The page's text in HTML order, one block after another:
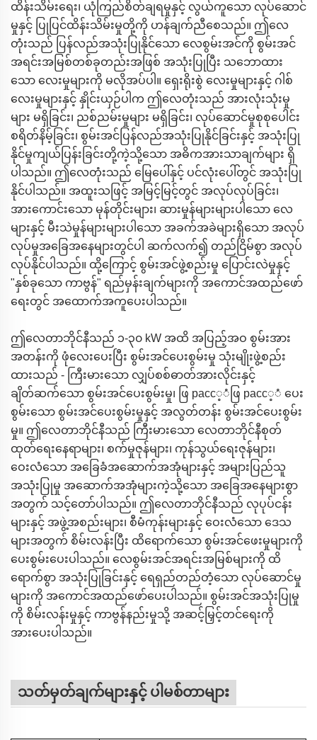
ထိန်းသိမ်းရေး၊ ယုံကြည်စိတ်ချရမှုနှင့် လွယ်ကူသော လုပ်ဆောင်
မှုနှင့် ပြုပြင်ထိန်းသိမ်းမှုတို့ကို ဟန်ချက်ညီစေသည်။ ဤလေ
တုံးသည် ပြန်လည်အသုံးပြုနိုင်သော လေစွမ်းအင်ကို စွမ်းအင်
အရင်းအမြစ်တစ်ခုတည်းအဖြစ် အသုံးပြုပြီး သဘောထား
သော လေးမှုများကို မလိုအပ်ပါ။ ရှေးရိုးစွဲ လေးမှုများနှင့် ဂါစ်
လေးမှုများနှင့် နှိုင်းယှဉ်ပါက ဤလေတုံးသည် အားလုံးသုံးမှု
များ မရှိခြင်း၊ ညစ်ညမ်းမှုများ မရှိခြင်း၊ လုပ်ဆောင်မှုစုစုပေါင်း
စရိတ်နိမ့်ခြင်း၊ စွမ်းအင်ပြန်လည်အသုံးပြုနိုင်ခြင်းနှင့် အသုံးပြု
နိုင်မှုကျယ်ပြန်းခြင်းတို့ကဲ့သို့သော အဓိကအားသာချက်များ ရှိ
ပါသည်။ ဤလေတုံးသည် မြေပေါ်နှင့် ပင်လုံးပေါ်တွင် အသုံးပြု
နိုင်ပါသည်။ အထူးသဖြင့် အမြင့်မြင့်တွင် အလုပ်လုပ်ခြင်း၊
အားကောင်းသော မုန်တိုင်းများ၊ ဆားမှုန်များများပါသော လေ
များနှင့် မီးသဲမှုန်များများပါသော အခက်အခဲများရှိသော အလုပ်
လုပ်မှုအခြေအနေများတွင်ပါ ဆက်လက်၍ တည်ငြိမ်စွာ အလုပ်
လုပ်နိုင်ပါသည်။ ထို့ကြောင့် စွမ်းအင်ဖွဲ့စည်းမှု ပြောင်းလဲမှုနှင့်
"နှစ်ခုသော ကာဗွန်" ရည်မှန်းချက်များကို အကောင်အထည်ဖော်
ရေးတွင် အထောက်အကူပေးပါသည်။
ဤလေတာဘိုင်နီသည် ၁-၃၀ kW အထိ အပြည့်အဝ စွမ်းအား
အတန်းကို ဖုံလေးပေးပြီး စွမ်းအင်ပေးစွမ်းမှု သုံးမျိုးဖွဲ့စည်း
ထားသည် - ကြီးမားသော လျှပ်စစ်ဓာတ်အားလိုင်းနှင့်
ချိတ်ဆက်သော စွမ်းအင်ပေးစွမ်းမှု၊ ဖြ расс့ံဖြ расс့ံ ပေး
စွမ်းသော စွမ်းအင်ပေးစွမ်းမှုနှင့် အလွတ်တန်း စွမ်းအင်ပေးစွမ်း
မှု။ ဤလေတာဘိုင်နီသည် ကြီးမားသော လေတာဘိုင်နီစုတ်
ထုတ်ရေးနေရာများ၊ စက်မှုဇုန်များ၊ ကုန်သွယ်ရေးဇုန်များ၊
ဝေးလံသော အခြေခံအဆောက်အအုံများနှင့် အများပြည်သူ
အသုံးပြုမှု အဆောက်အအုံများကဲ့သို့သော အခြေအနေများစွာ
အတွက် သင့်တော်ပါသည်။ ဤလေတာဘိုင်နီသည် လုပုပ်ငန်း
များနှင့် အဖွဲ့အစည်းများ၊ စီမံကုန်းများနှင့် ဝေးလံသော ဒေသ
များအတွက် စိမ်းလန်းပြီး ထိရောက်သော စွမ်းအင်ဖေးမှုများကို
ပေးစွမ်းပေးပါသည်။ လေစွမ်းအင်အရင်းအမြစ်များကို ထိ
ရောက်စွာ အသုံးပြုခြင်းနှင့် ရေရှည်တည်တံ့သော လုပ်ဆောင်မှု
များကို အကောင်အထည်ဖော်ပေးပါသည်။ စွမ်းအင်အသုံးပြုမှု
ကို စိမ်းလန်းမှုနှင့် ကာဗွန်နည်းမှုသို့ အဆင့်မြှင့်တင်ရေးကို
အားပေးပါသည်။
သတ်မှတ်ချက်များနှင့် ပါမစ်တာများ